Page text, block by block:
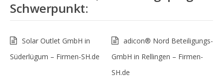
Schwerpunkt:
Solar Outlet GmbH in
Süderlügum – Firmen-SH.de
adicon® Nord Beteiligungs-
GmbH in Rellingen – Firmen-
SH.de